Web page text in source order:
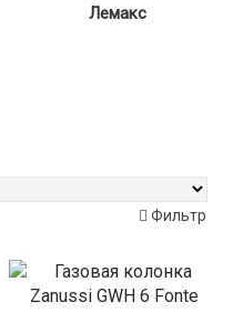
Лемакс
Фильтр